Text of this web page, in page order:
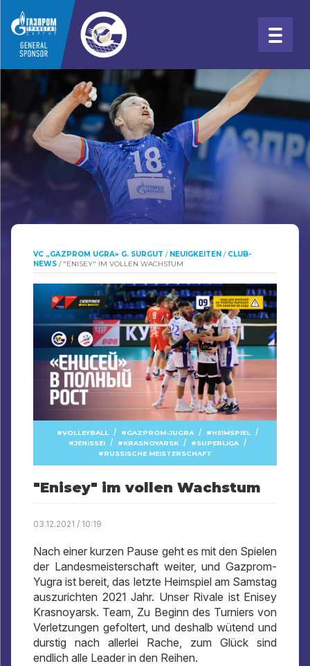
VC „GAZPROM UGRA» G. SURGUT / NEUIGKEITEN / CLUB-
NEWS / "ENISEY" IM VOLLEN WACHSTUM
VOLLEYBALL / GAZPROM-JUGRA / HEIMSPIEL /
JENISSEI / KRASNOYARSK / SUPERLIGA /
RUSSISCHE MEISTERSCHAFT
"Enisey" im vollen Wachstum
03.12.2021 / 10:19
Nach einer kurzen Pause geht es mit den Spielen
der Landesmeisterschaft weiter, und Gazprom-
Yugra ist bereit, das letzte Heimspiel am Samstag
auszurichten 2021 Jahr. Unser Rivale ist Enisey
Krasnoyarsk. Team, Zu Beginn des Turniers von
Verletzungen gefoltert, und deshalb wütend und
durstig nach allerlei Rache, zum Glück sind
endlich alle Leader in den Reihen.